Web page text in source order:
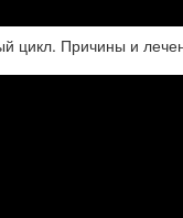
цикл. Причины и